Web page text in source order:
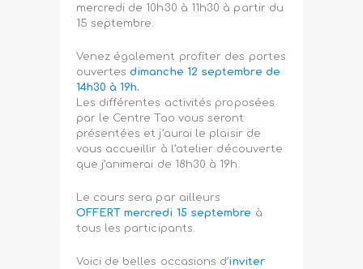
mercredi de 10h30 à 11h30 à partir du
15 septembre.
Venez également profiter des portes
ouvertesdimanche 12 septembre de
14h30 à 19h.
Les différentes activités proposées
par le Centre Tao vous seront
présentées et j’aurai le plaisir de
vous accueillir à l’atelier découverte
que j’animerai de 18h30 à 19h.
Le cours sera par ailleurs
OFFERT mercredi 15 septembre à
tous les participants.
Voici de belles occasions d’inviter